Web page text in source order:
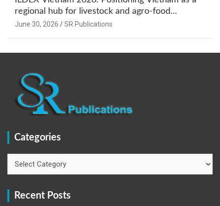
regional hub for livestock and agro-food
innovation.
June 30, 2026 SR Publications
Categories
Recent Posts